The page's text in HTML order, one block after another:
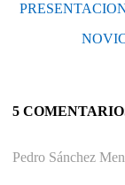
5
Pedro Sánchez